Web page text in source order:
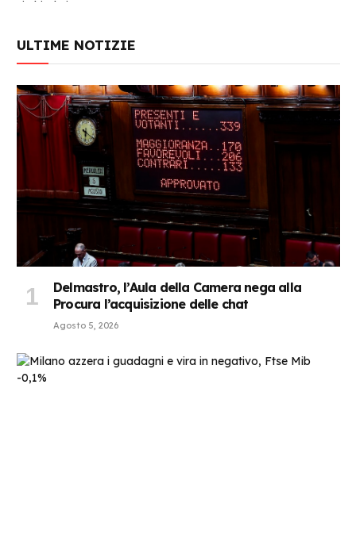
ULTIME NOTIZIE
Delmastro, l’Aula della Camera nega alla
Procura l’acquisizione delle chat
Agosto 5, 2026